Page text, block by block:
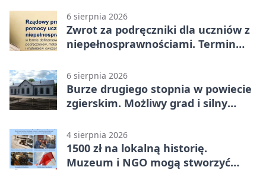
6 sierpnia 2026
Zwrot za podręczniki dla uczniów z
niepełnosprawnościami. Termin
6 sierpnia 2026
Burze drugiego stopnia w powiecie
zgierskim. Możliwy grad i silny
4 sierpnia 2026
1500 zł na lokalną historię.
Muzeum i NGO mogą stworzyć